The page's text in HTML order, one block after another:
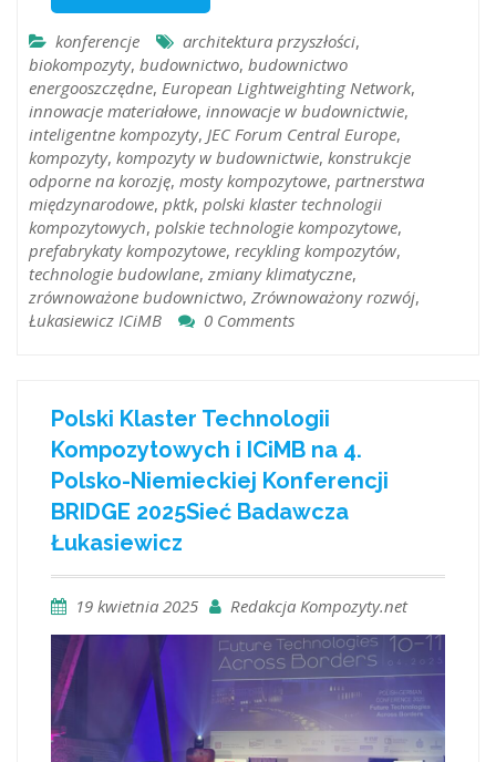
konferencje architektura przyszłości,
biokompozyty, budownictwo, budownictwo
energooszczędne, European Lightweighting Network,
innowacje materiałowe, innowacje w budownictwie,
inteligentne kompozyty, JEC Forum Central Europe,
kompozyty, kompozyty w budownictwie, konstrukcje
odporne na korozję, mosty kompozytowe, partnerstwa
międzynarodowe, pktk, polski klaster technologii
kompozytowych, polskie technologie kompozytowe,
prefabrykaty kompozytowe, recykling kompozytów,
technologie budowlane, zmiany klimatyczne,
zrównoważone budownictwo, Zrównoważony rozwój,
Łukasiewicz ICiMB
0 Comments
Polski Klaster Technologii
Kompozytowych i ICiMB na 4.
Polsko-Niemieckiej Konferencji
BRIDGE 2025​Sieć Badawcza
Łukasiewicz
19 kwietnia 2025 Redakcja Kompozyty.net